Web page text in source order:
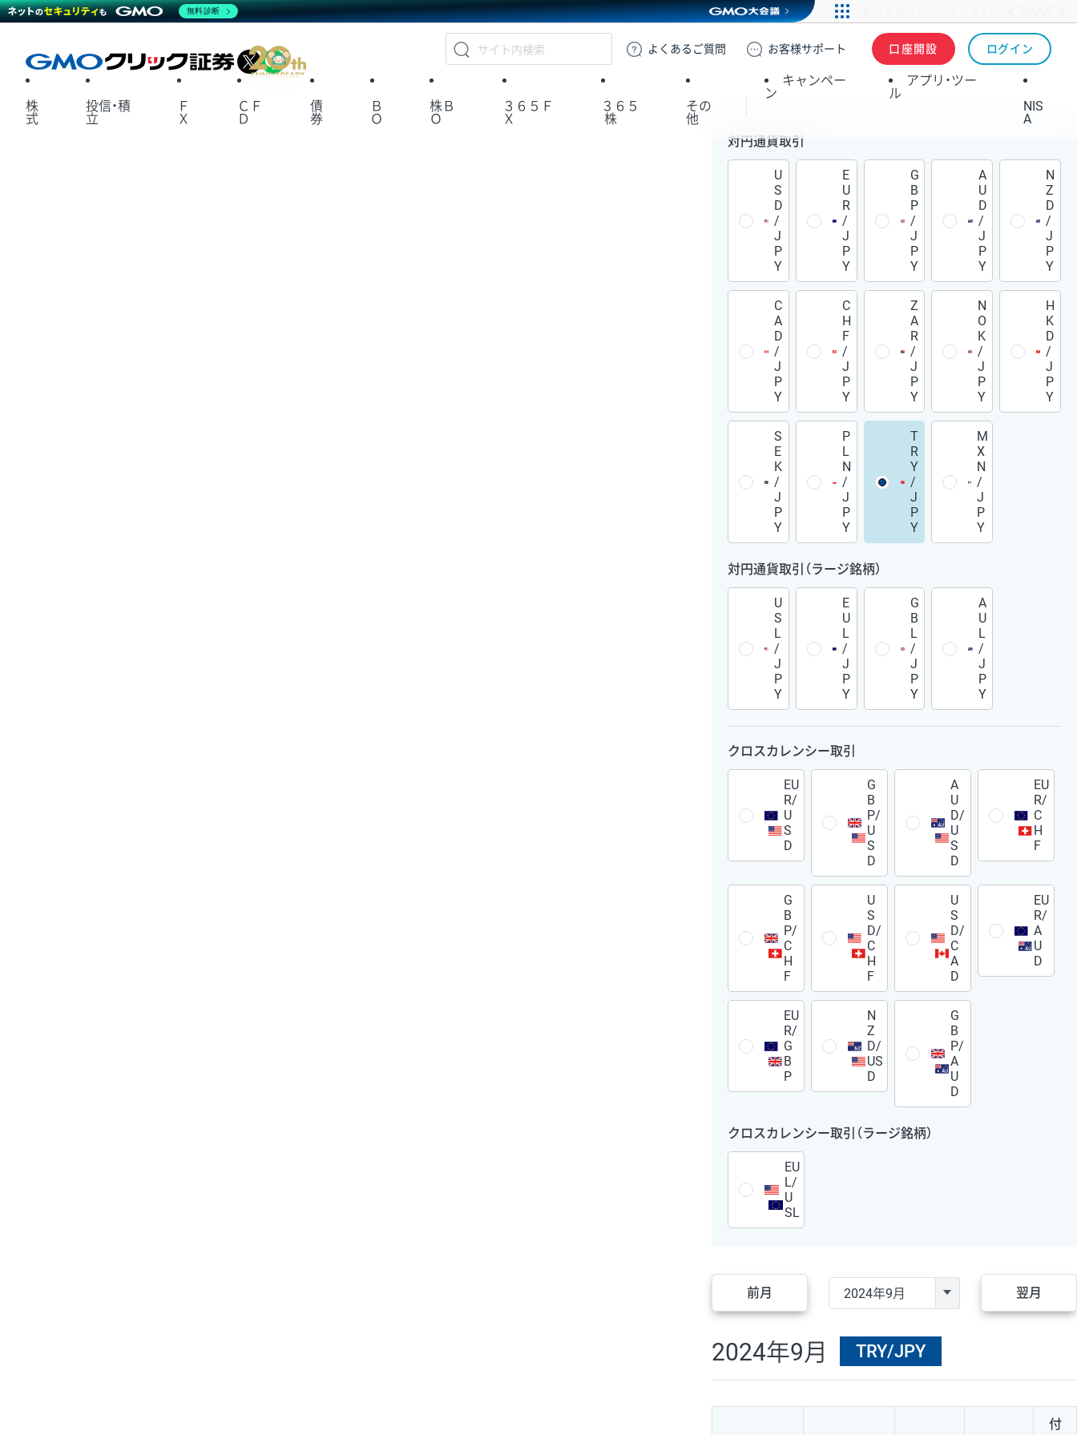
GMOクリック証券
よくある ご質問 お客様サポート 口座開設 ログイン
X
株
式
投信・積
立
Ｆ
Ｘ
ＣＦ
Ｄ
債
券
Ｂ
Ｏ
株Ｂ
Ｏ
３６５Ｆ
Ｘ
３６５
株
その
他
キャンペー
ン
アプリ・ツー
ル
NIS
A
対円通貨取引
U
S
D
/
J
P
Y
E
U
R
/
J
P
Y
G
B
P
/
J
P
Y
A
U
D
/
J
P
Y
N
Z
D
/
J
P
Y
C
A
D
/
J
P
Y
C
H
F
/
J
P
Y
Z
A
R
/
J
P
Y
N
O
K
/
J
P
Y
H
K
D
/
J
P
Y
S
E
K
/
J
P
Y
P
L
N
/
J
P
Y
T
R
Y
/
J
P
Y
M
X
N
/
J
P
Y
対円通貨取引（ラージ銘柄）
U
S
L
/
J
P
Y
E
U
L
/
J
P
Y
G
B
L
/
J
P
Y
A
U
L
/
J
P
Y
クロスカレンシー取引
EU
R/
U
S
D
G
B
P/
U
S
D
A
U
D/
U
S
D
EU
R/
C
H
F
G
B
P/
C
H
F
U
S
D/
C
H
F
U
S
D/
C
A
D
EU
R/
A
U
D
EU
R/
G
B
P
N
Z
D/
US
D
G
B
P/
A
U
D
クロスカレンシー取引（ラージ銘柄）
EU
L/
U
SL
前月 翌月
2024年9月 TRY/JPY
付
無料診断